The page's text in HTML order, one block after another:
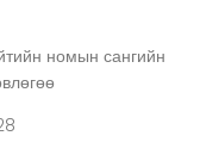
номын сангийн